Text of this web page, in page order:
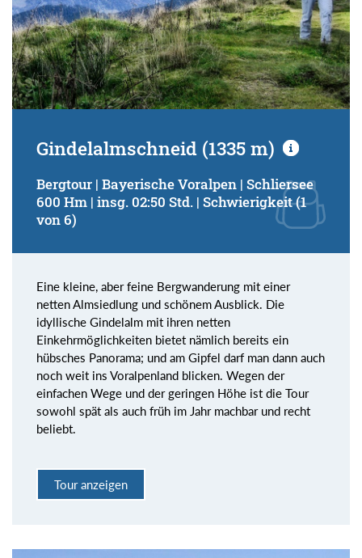
Gindelalmschneid (1335 m)
Bergtour | Bayerische Voralpen | Schliersee
600 Hm | insg. 02:50 Std. | Schwierigkeit (1
von 6)
Eine kleine, aber feine Bergwanderung mit einer
netten Almsiedlung und schönem Ausblick. Die
idyllische Gindelalm mit ihren netten
Einkehrmöglichkeiten bietet nämlich bereits ein
hübsches Panorama; und am Gipfel darf man dann auch
noch weit ins Voralpenland blicken. Wegen der
einfachen Wege und der geringen Höhe ist die Tour
sowohl spät als auch früh im Jahr machbar und recht
beliebt.
Tour anzeigen